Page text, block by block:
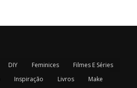
DIY Feminices
Filmes E Séries
Inspiração Livros
Make